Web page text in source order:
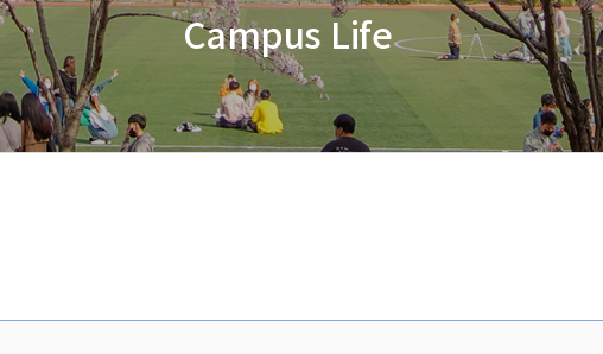
Campus Life